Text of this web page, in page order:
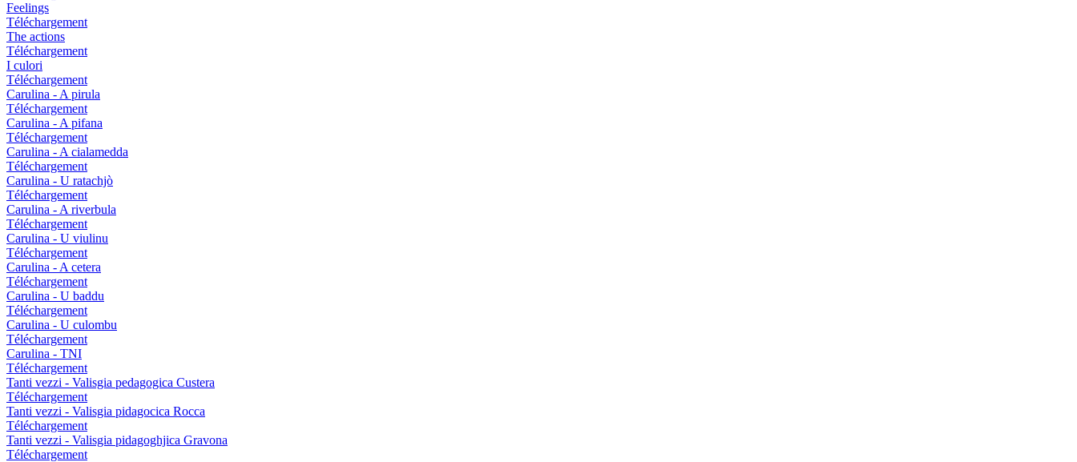
Feelings
Téléchargement
The actions
Téléchargement
I culori
Téléchargement
Carulina - A pirula
Téléchargement
Carulina - A pifana
Téléchargement
Carulina - A cialamedda
Téléchargement
Carulina - U ratachjò
Téléchargement
Carulina - A riverbula
Téléchargement
Carulina - U viulinu
Téléchargement
Carulina - A cetera
Téléchargement
Carulina - U baddu
Téléchargement
Carulina - U culombu
Téléchargement
Carulina - TNI
Téléchargement
Tanti vezzi - Valisgia pedagogica Custera
Téléchargement
Tanti vezzi - Valisgia pidagocica Rocca
Téléchargement
Tanti vezzi - Valisgia pidagoghjica Gravona
Téléchargement